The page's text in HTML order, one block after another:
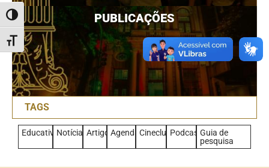
Alternar alto contraste
Alternar tamanho da fonte
PUBLICAÇÕES
TAGS
EducativoNotíciasArtigo Agenda CineclubPodcastGuia de
pesquisa